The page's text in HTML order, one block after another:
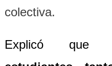
colectiva.
Explicó que